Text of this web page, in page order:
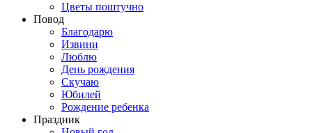
Цветы поштучно
Повод
Благодарю
Извини
Люблю
День рождения
Скучаю
Юбилей
Рождение ребенка
Праздник